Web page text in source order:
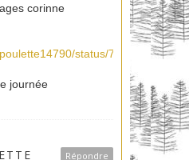
corinne
status/
journée
Répondre